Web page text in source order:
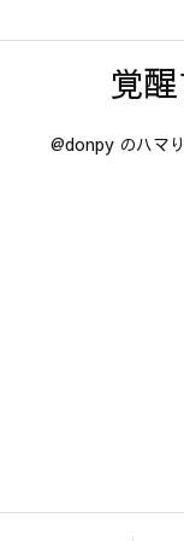
覚
@donpy のハマ